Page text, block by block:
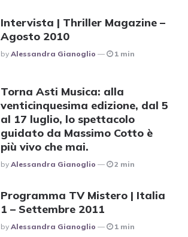
Intervista | Thriller Magazine –
Agosto 2010
Posted
By Alessandra Gianoglio 1 min
Torna Asti Musica: alla
venticinquesima edizione, dal 5
al 17 luglio, lo spettacolo
guidato da Massimo Cotto è
più vivo che mai.
Posted
By Alessandra Gianoglio 2 min
Programma TV Mistero | Italia
1 – Settembre 2011
Posted
By Alessandra Gianoglio 1 min